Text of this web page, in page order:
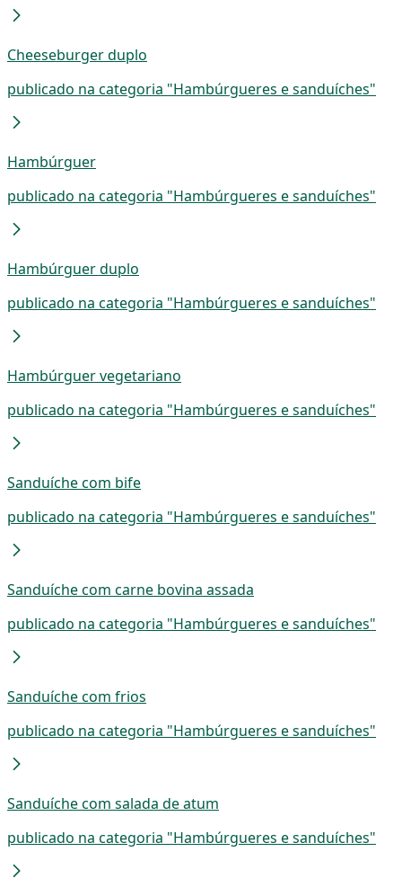
Cheeseburger duplo
publicado na categoria "Hambúrgueres e sanduíches"
Hambúrguer
publicado na categoria "Hambúrgueres e sanduíches"
Hambúrguer duplo
publicado na categoria "Hambúrgueres e sanduíches"
Hambúrguer vegetariano
publicado na categoria "Hambúrgueres e sanduíches"
Sanduíche com bife
publicado na categoria "Hambúrgueres e sanduíches"
Sanduíche com carne bovina assada
publicado na categoria "Hambúrgueres e sanduíches"
Sanduíche com frios
publicado na categoria "Hambúrgueres e sanduíches"
Sanduíche com salada de atum
publicado na categoria "Hambúrgueres e sanduíches"